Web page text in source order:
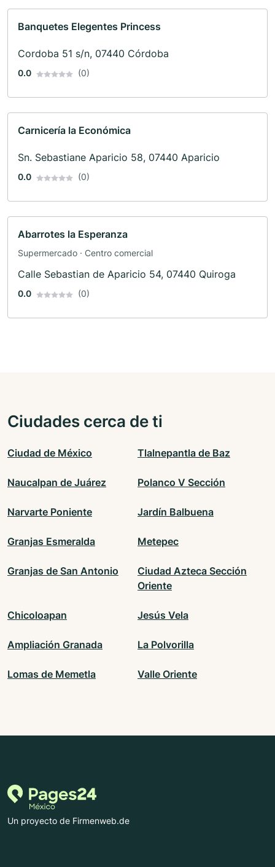
Banquetes Elegentes Princess
Cordoba 51 s/n, 07440 Córdoba
0.0 (0)
Carnicería la Económica
Sn. Sebastiane Aparicio 58, 07440 Aparicio
0.0 (0)
Abarrotes la Esperanza
Supermercado · Centro comercial
Calle Sebastian de Aparicio 54, 07440 Quiroga
0.0 (0)
Ciudades cerca de ti
Ciudad de México Tlalnepantla de Baz
Naucalpan de Juárez Polanco V Sección
Narvarte Poniente Jardín Balbuena
Granjas Esmeralda Metepec
Granjas de San Antonio
Ciudad Azteca Sección
Oriente
Chicoloapan Jesús Vela
Ampliación Granada La Polvorilla
Lomas de Memetla Valle Oriente
Un proyecto de Firmenweb.de